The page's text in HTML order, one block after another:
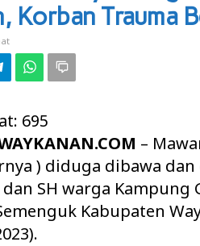
Korban Trauma
695
–
) diduga dibawa
dan SH warga Kampung
Kabupaten